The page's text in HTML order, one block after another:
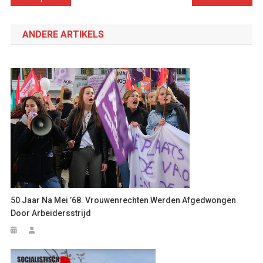
navigatie
ANDERE ARTIKELS
50 Jaar Na Mei ’68. Vrouwenrechten Werden Afgedwongen
Door Arbeidersstrijd